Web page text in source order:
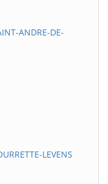
ANDRE-DE-
LEVENS